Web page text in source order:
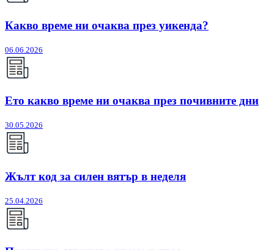
Какво време ни очаква през уикенда?
06.06.2026
Ето какво време ни очаква през почивните дни
30.05.2026
Жълт код за силен вятър в неделя
25.04.2026